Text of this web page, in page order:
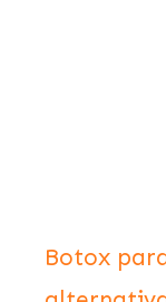
Botox